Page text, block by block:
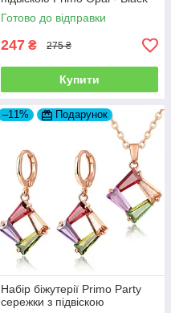
Готово до відправки
247 ₴ 275 ₴
Купити
–11% Подарунок
Набір біжутерії Primo Party
сережки з підвіскою